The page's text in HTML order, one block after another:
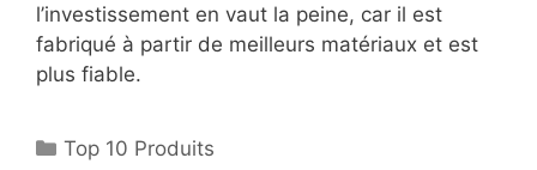
l’investissement en vaut la peine, car il est
fabriqué à partir de meilleurs matériaux et est
plus fiable.
Top 10 Produits